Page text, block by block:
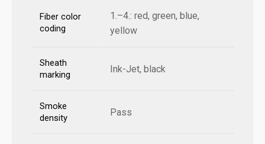
Fiber color
coding
1.–4.: red, green, blue,
yellow
Sheath
marking
Ink-Jet, black
Smoke
density
Pass